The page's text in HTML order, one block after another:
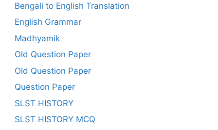
Bengali to English Translation
English Grammar
Madhyamik
Old Question Paper
Old Question Paper
Question Paper
SLST HISTORY
SLST HISTORY MCQ